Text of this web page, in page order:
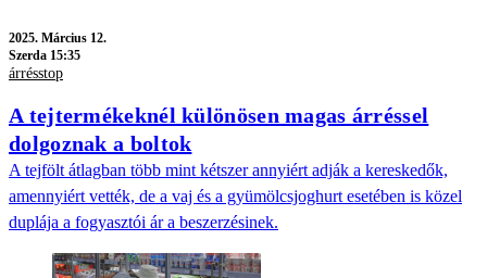
2025. Március 12.
Szerda 15:35
árrésstop
A tejtermékeknél különösen magas árréssel
dolgoznak a boltok
A tejfölt átlagban több mint kétszer annyiért adják a kereskedők,
amennyiért vették, de a vaj és a gyümölcsjoghurt esetében is közel
duplája a fogyasztói ár a beszerzésinek.